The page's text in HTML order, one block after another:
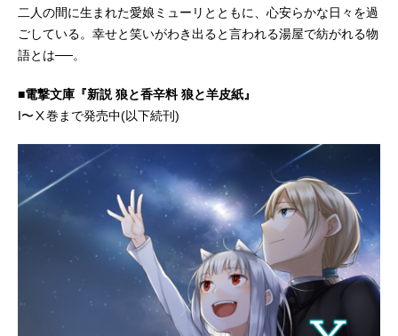
二人の間に生まれた愛娘ミューリとともに、心安らかな日々を過
ごしている。幸せと笑いがわき出ると言われる湯屋で紡がれる物
語とは──。
■電撃文庫『新説 狼と香辛料 狼と羊皮紙』
I〜Ⅹ巻まで発売中(以下続刊)